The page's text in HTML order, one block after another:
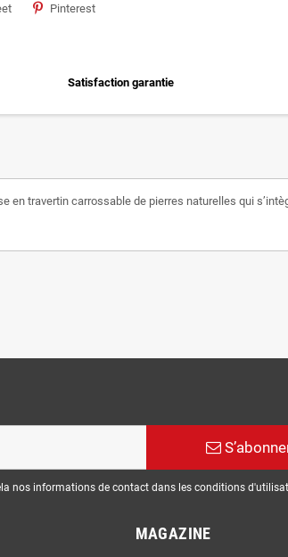
Pinterest
Satisfaction garantie
en travertin carrossable de pierres naturelles qui
nos informations de contact dans les conditions
MAGAZINE